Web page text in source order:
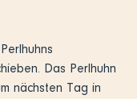
Das Perlhuhn
nächsten Tag in